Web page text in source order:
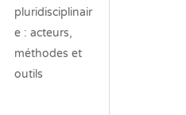
pluridisciplinair
e : acteurs,
méthodes et
outils